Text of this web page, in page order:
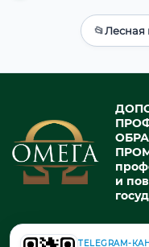
📂Лесная
и
TELEGRAM-